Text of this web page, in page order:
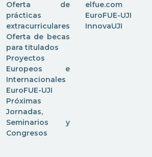
Oferta de
prácticas
extracurriculares
Oferta de becas
para titulados
Proyectos
Europeos e
Internacionales
EuroFUE-UJI
Próximas
Jornadas,
Seminarios y
Congresos
elfue.com
EuroFUE-UJI
InnovaUJI